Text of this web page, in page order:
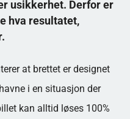
usikkerhet. Derfor er
hva resultatet,
at brettet er designet
i en situasjon der
kan alltid løses 100%